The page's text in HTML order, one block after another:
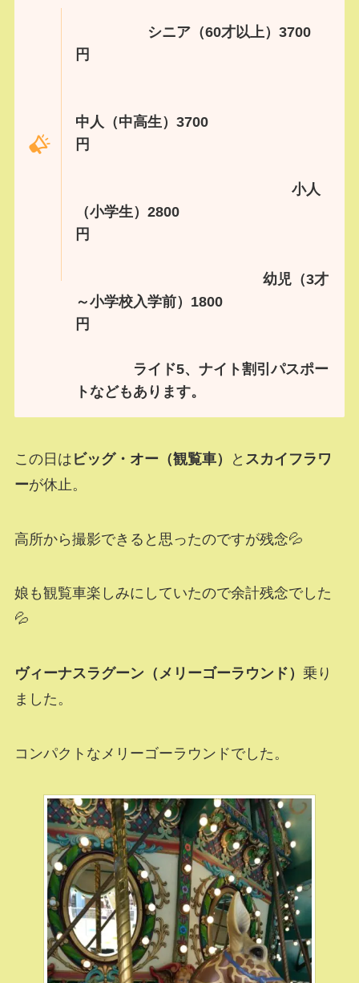
シニア（60才以上）3700
円
中人（中高生）3700
円
小人
（小学生）2800
円
幼児（3才
～小学校入学前）1800
円
ライド5、ナイト割引パスポー
トなどもあります。
この日は ビッグ・オー（観覧車） と スカイフラワ
ーが休止。
高所から撮影できると思ったのですが残念💦
娘も観覧車楽しみにしていたので余計残念でした
💦
ヴィーナスラグーン（メリーゴーラウンド） 乗り
ました。
コンパクトなメリーゴーラウンドでした。